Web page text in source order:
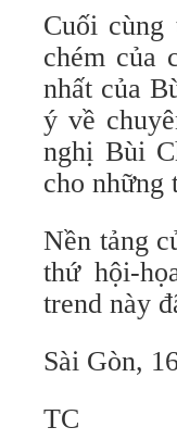
Cuối
chém của
nhất của
ý về
nghị Bùi
cho những
Nền tảng
thứ hội-
trend này
Sài Gòn,
TC